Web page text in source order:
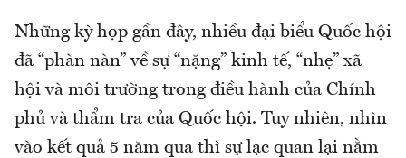
Những kỳ họp gần đây, nhiều đại biểu Quốc hội
đã “phàn nàn” về sự “nặng” kinh tế, “nhẹ” xã
hội và môi trường trong điều hành của Chính
phủ và thẩm tra của Quốc hội. Tuy nhiên, nhìn
vào kết quả 5 năm qua thì sự lạc quan lại nằm